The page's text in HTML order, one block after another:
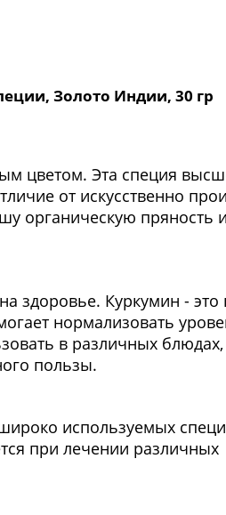
Золото Индии, 30 гр
цветом. Эта специя
от искусственно
органическую пряность
здоровье. Куркумин -
нормализовать
в различных
пользы.
используемых
при лечении различных